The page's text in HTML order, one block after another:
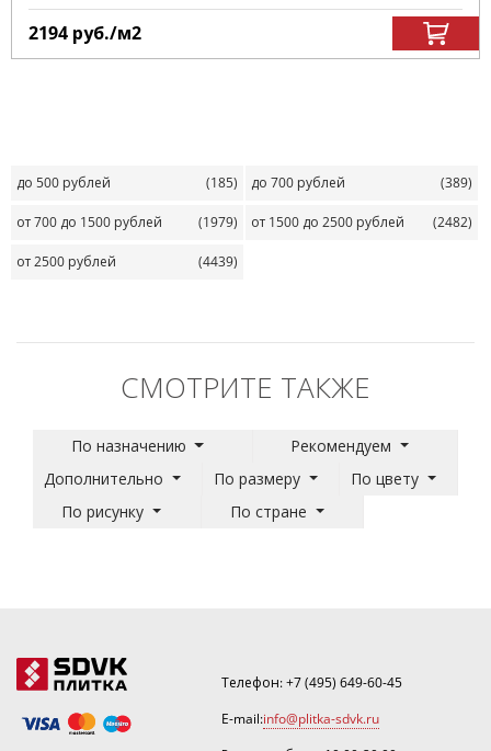
2194 руб./м2
до 500 рублей (185) до 700 рублей (389)
от 700 до 1500 рублей (1979) от 1500 до 2500 рублей (2482)
от 2500 рублей (4439)
СМОТРИТЕ ТАКЖЕ
По назначению
Рекомендуем
Дополнительно
По размеру
По цвету
По рисунку
По стране
Телефон:+7 (495) 649-60-45
E-mail:info@plitka-sdvk.ru